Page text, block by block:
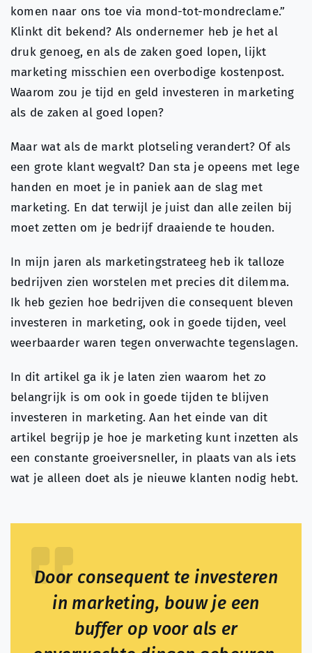
komen naar ons toe via mond-tot-mondreclame.”
Klinkt dit bekend? Als ondernemer heb je het al
druk genoeg, en als de zaken goed lopen, lijkt
marketing misschien een overbodige kostenpost.
Waarom zou je tijd en geld investeren in marketing
als de zaken al goed lopen?
Maar wat als de markt plotseling verandert? Of als
een grote klant wegvalt? Dan sta je opeens met lege
handen en moet je in paniek aan de slag met
marketing. En dat terwijl je juist dan alle zeilen bij
moet zetten om je bedrijf draaiende te houden.
In mijn jaren als marketingstrateeg heb ik talloze
bedrijven zien worstelen met precies dit dilemma.
Ik heb gezien hoe bedrijven die consequent bleven
investeren in marketing, ook in goede tijden, veel
weerbaarder waren tegen onverwachte tegenslagen.
In dit artikel ga ik je laten zien waarom het zo
belangrijk is om ook in goede tijden te blijven
investeren in marketing. Aan het einde van dit
artikel begrijp je hoe je marketing kunt inzetten als
een constante groeiversneller, in plaats van als iets
wat je alleen doet als je nieuwe klanten nodig hebt.
Door consequent te investeren
in marketing, bouw je een
buffer op voor als er